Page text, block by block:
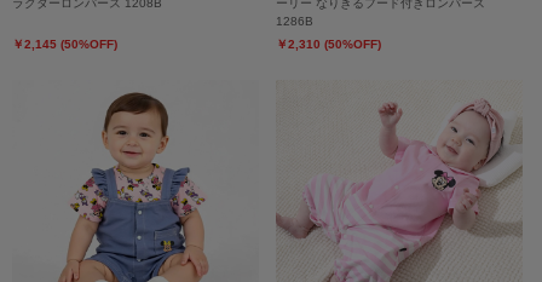
￥2,145 (50%OFF)
1286B
￥2,310 (50%OFF)